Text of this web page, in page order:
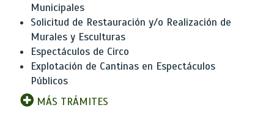
Municipales
Solicitud de Restauración y/o Realización de
Murales y Esculturas
Espectáculos de Circo
Explotación de Cantinas en Espectáculos
Públicos
MÁS TRÁMITES